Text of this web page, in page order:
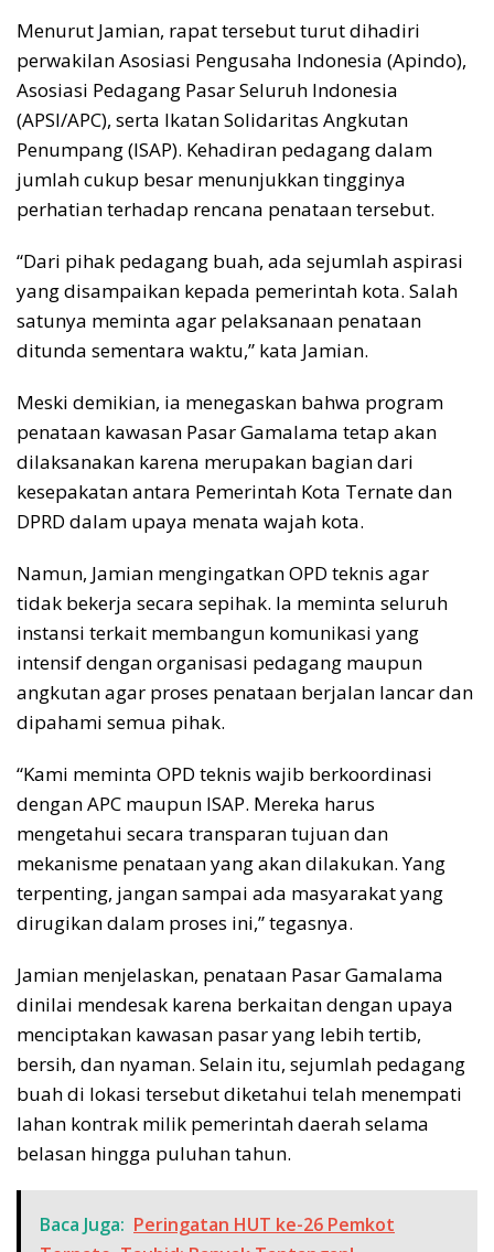
Menurut Jamian, rapat tersebut turut dihadiri
perwakilan Asosiasi Pengusaha Indonesia (Apindo),
Asosiasi Pedagang Pasar Seluruh Indonesia
(APSI/APC), serta Ikatan Solidaritas Angkutan
Penumpang (ISAP). Kehadiran pedagang dalam
jumlah cukup besar menunjukkan tingginya
perhatian terhadap rencana penataan tersebut.
“Dari pihak pedagang buah, ada sejumlah aspirasi
yang disampaikan kepada pemerintah kota. Salah
satunya meminta agar pelaksanaan penataan
ditunda sementara waktu,” kata Jamian.
Meski demikian, ia menegaskan bahwa program
penataan kawasan Pasar Gamalama tetap akan
dilaksanakan karena merupakan bagian dari
kesepakatan antara Pemerintah Kota Ternate dan
DPRD dalam upaya menata wajah kota.
Namun, Jamian mengingatkan OPD teknis agar
tidak bekerja secara sepihak. Ia meminta seluruh
instansi terkait membangun komunikasi yang
intensif dengan organisasi pedagang maupun
angkutan agar proses penataan berjalan lancar dan
dipahami semua pihak.
“Kami meminta OPD teknis wajib berkoordinasi
dengan APC maupun ISAP. Mereka harus
mengetahui secara transparan tujuan dan
mekanisme penataan yang akan dilakukan. Yang
terpenting, jangan sampai ada masyarakat yang
dirugikan dalam proses ini,” tegasnya.
Jamian menjelaskan, penataan Pasar Gamalama
dinilai mendesak karena berkaitan dengan upaya
menciptakan kawasan pasar yang lebih tertib,
bersih, dan nyaman. Selain itu, sejumlah pedagang
buah di lokasi tersebut diketahui telah menempati
lahan kontrak milik pemerintah daerah selama
belasan hingga puluhan tahun.
Baca Juga: Peringatan HUT ke-26 Pemkot